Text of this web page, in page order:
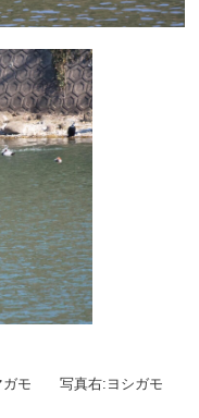
ガモ 写真右:ヨシガモ